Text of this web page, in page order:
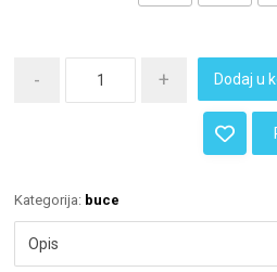
- + Dodaj u
Kategorija: buce